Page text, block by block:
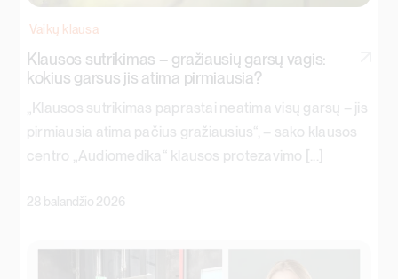
Vaikų klausa
Klausos sutrikimas – gražiausių garsų vagis:
kokius garsus jis atima pirmiausia?
„Klausos sutrikimas paprastai neatima visų garsų – jis
pirmiausia atima pačius gražiausius“, – sako klausos
centro „Audiomedika“ klausos protezavimo [...]
28 balandžio 2026